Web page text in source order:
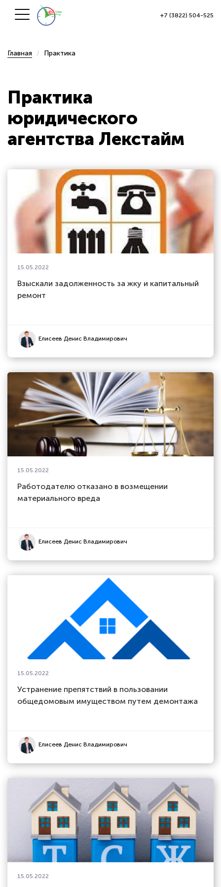
+7 (3822) 504-525
Главная Практика
Практика
юридического
агентства Лекстайм
15.05.2022
Взыскали задолженность за жку и капитальный
ремонт
Елисеев Денис Владимирович
15.05.2022
Работодателю отказано в возмещении
материального вреда
Елисеев Денис Владимирович
15.05.2022
Устранение препятствий в пользовании
общедомовым имуществом путем демонтажа
Елисеев Денис Владимирович
15.05.2022